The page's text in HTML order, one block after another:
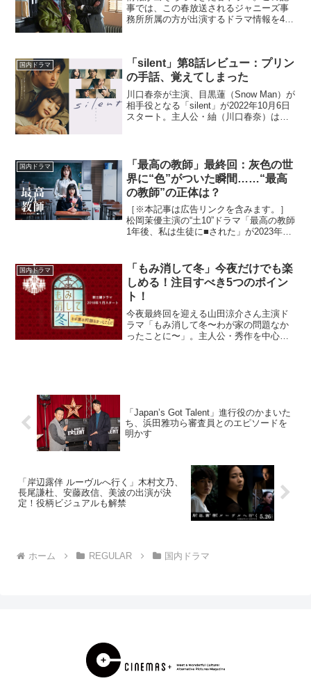
事では、この春放送されるジャニーズ事
務所所属の方が出演するドラマ情報を4月
説「おかえりモネ」｜K...
国内ドラマ
「silent」第8話レビュー：プリン
の手話、覚えてしまった
川口春奈が主演、目黒蓮（Snow Man）が
相手役となる「silent」が2022年10月6日
スタート。主人公・紬（川口春奈）は突
い...
国内ドラマ
「最高の教師」最終回：灰色の世
界に“色”がついた瞬間……“最高
の教師”の正体は？
［※本記事は広告リンクを含みます。］
松岡茉優主演の“土10”ドラマ「最高の教師
1年後、私は生徒に■された」が2023年7
子から突き落とされ、殺されてしまっ
た。次の瞬...
国内ドラマ
「もみ消して冬」今夜だけでも楽
しめる！注目すべき5つのポイン
ト！
今夜最終回を迎える山田涼介さん主演ド
ラマ「もみ消して冬〜わが家の問題なか
ったことに〜」。主人公・秀作を中心
「Japan’s Got Talent」進行役のかまいた
ち、浜田雅功ら審査員とのエピソードを
明かす
「岸辺露伴 ルーヴルへ行く」木村文乃、
長尾謙杜、安藤政信、美波の出演が決
定！役柄ビジュアルも解禁
ホーム REGULAR 国内ドラマ